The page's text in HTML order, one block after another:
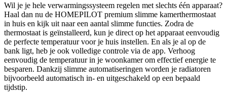
Wil je je hele verwarmingssysteem regelen met slechts één apparaat?
Haal dan nu de HOMEPILOT premium slimme kamerthermostaat
in huis en kijk uit naar een aantal slimme functies. Zodra de
thermostaat is geïnstalleerd, kun je direct op het apparaat eenvoudig
de perfecte temperatuur voor je huis instellen. En als je al op de
bank ligt, heb je ook volledige controle via de app. Verhoog
eenvoudig de temperatuur in je woonkamer om effectief energie te
besparen. Dankzij slimme automatiseringen worden je radiatoren
bijvoorbeeld automatisch in- en uitgeschakeld op een bepaald
tijdstip.